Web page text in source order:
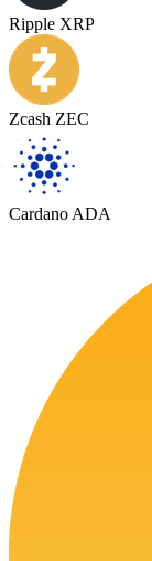
Ripple XRP
Zcash ZEC
Cardano ADA